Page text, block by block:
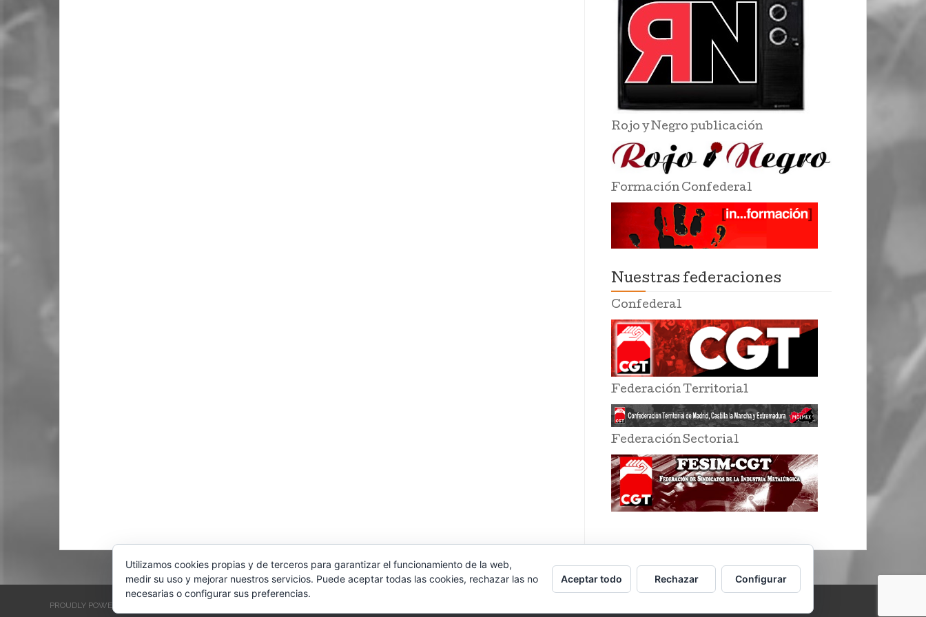
Rojo y Negro publicación
Formación Confederal
Nuestras federaciones
Confederal
Federación Territorial
Federación Sectorial
PROUDLY POWERED BY WORDPRESS
Utilizamos cookies propias y de terceros para garantizar el funcionamiento de la web,
medir su uso y mejorar nuestros servicios. Puede aceptar todas las cookies, rechazar las no
necesarias o configurar sus preferencias.
Aceptar todo Rechazar Configurar